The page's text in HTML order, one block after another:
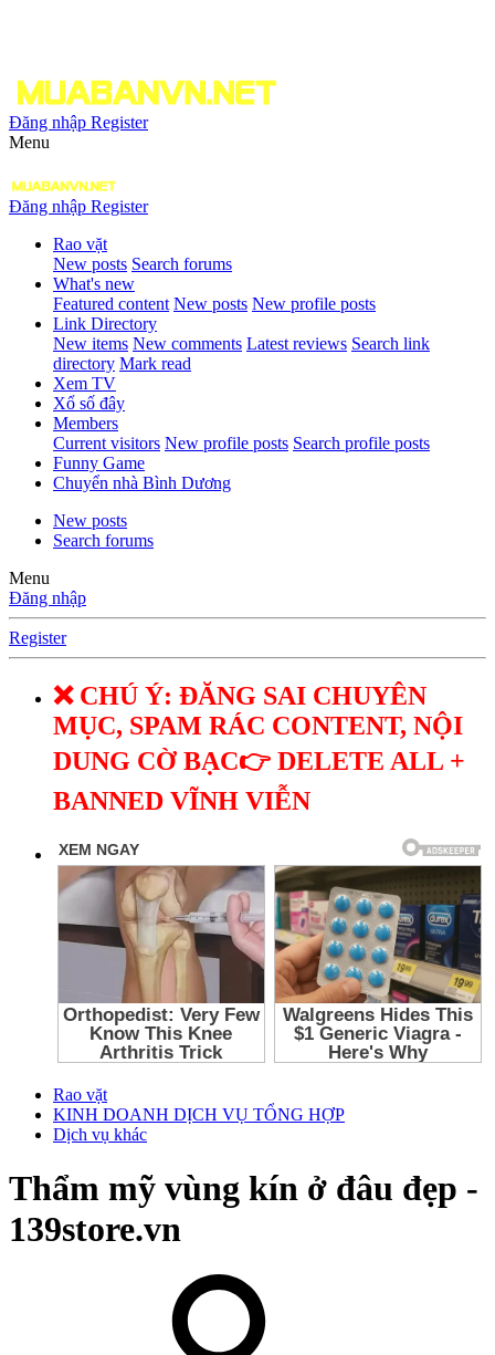
Đăng nhập Register
Menu
Đăng nhập Register
Rao vặt
New posts Search forums
What's new
Featured content New posts New profile posts
Link Directory
New items New comments Latest reviews Search link
directory Mark read
Xem TV
Xổ số đây
Members
Current visitors New profile posts Search profile posts
Funny Game
Chuyển nhà Bình Dương
New posts
Search forums
Menu
Đăng nhập
Register
❌ CHÚ Ý: ĐĂNG SAI CHUYÊN
MỤC, SPAM RÁC CONTENT, NỘI
DUNG CỜ BẠC👉 DELETE ALL +
BANNED VĨNH VIỄN
Rao vặt
KINH DOANH DỊCH VỤ TỔNG HỢP
Dịch vụ khác
Thẩm mỹ vùng kín ở đâu đẹp -
139store.vn